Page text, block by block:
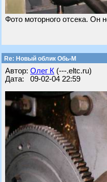
Фото моторного отсека. Он
Re: Новый облик Обь-М
Автор: Олег К (---.eltc.ru)
Дата: 09-02-04 22:59